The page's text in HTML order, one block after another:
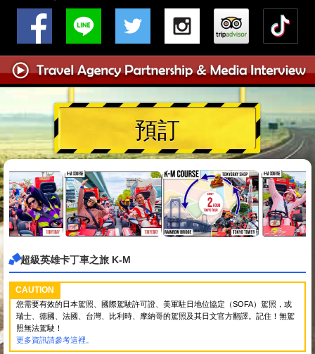
預訂
超級英雄卡丁車之旅 K-M
CAUTION
您需要有效的日本駕照、國際駕駛許可證、美軍駐日地位協定（SOFA）駕照，或
瑞士、德國、法國、台灣、比利時、摩納哥的駕照及其日文官方翻譯。記住！無駕
照無法駕駛！
更多資訊請參考這裡。